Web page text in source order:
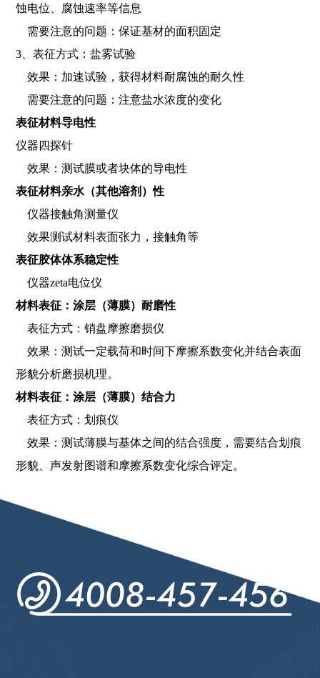
蚀电位、腐蚀速率等信息
需要注意的问题：保证基材的面积固定
3、表征方式：盐雾试验
效果：加速试验，获得材料耐腐蚀的耐久性
需要注意的问题：注意盐水浓度的变化
表征材料导电性
仪器四探针
效果：测试膜或者块体的导电性
表征材料亲水（其他溶剂）性
仪器接触角测量仪
效果测试材料表面张力，接触角等
表征胶体体系稳定性
仪器zeta电位仪
材料表征：涂层（薄膜）耐磨性
表征方式：销盘摩擦磨损仪
效果：测试一定载荷和时间下摩擦系数变化并结合表面
形貌分析磨损机理。
材料表征：涂层（薄膜）结合力
表征方式：划痕仪
效果：测试薄膜与基体之间的结合强度，需要结合划痕
形貌、声发射图谱和摩擦系数变化综合评定。